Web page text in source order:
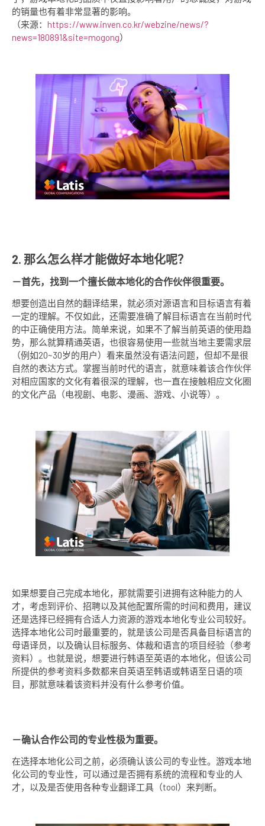
的销量也有着非常显著的影响。
（来源： https://www.inven.co.kr/webzine/news/?
news=180891&site=mogong）
2. 那么怎么样才能做好本地化呢？
－首先，找到一个擅长做本地化的合作伙伴很重要。
想要创造出自然的翻译结果，就必须对源语言和目标语言有着
一定的理解。不仅如此，还需要准确了解目标语言在当前时代
的中正确使用方法。简单来说，如果不了解当前英语的使用趋
势，那么就算精通英语，也很容易使用一些就当地主要需求层
（例如20~30岁的用户）看来虽然没有语法问题，但却不是很
自然的表达方式。掌握当前时代的语言，就意味着该合作伙伴
对相应国家的文化有着很深的理解，也一直在接触相应文化圈
的文化产品（电视剧、电影、漫画、游戏、小说等）。
如果想要自己完成本地化，那就需要引进拥有这种能力的人
才，考虑到评价、招聘以及其他配置所需的时间和费用，建议
还是选择已经拥有合适人力资源的游戏本地化专业公司较好。
选择本地化公司时最重要的，就是该公司是否具备目标语言的
母语译员，以及确认目标服务、体裁和语言的项目经验（参考
资料）。也就是说，想要进行韩语至英语的本地化，但该公司
所提供的参考资料多数都来自英语至韩语或韩语至日语的项
目，那就意味着该资料并没有什么参考价值。
－确认合作公司的专业性极为重要。
在选择本地化公司之前，必须确认该公司的专业性。游戏本地
化公司的专业性，可以通过是否拥有系统的流程和专业的人
才，以及是否使用各种专业翻译工具（tool）来判断。